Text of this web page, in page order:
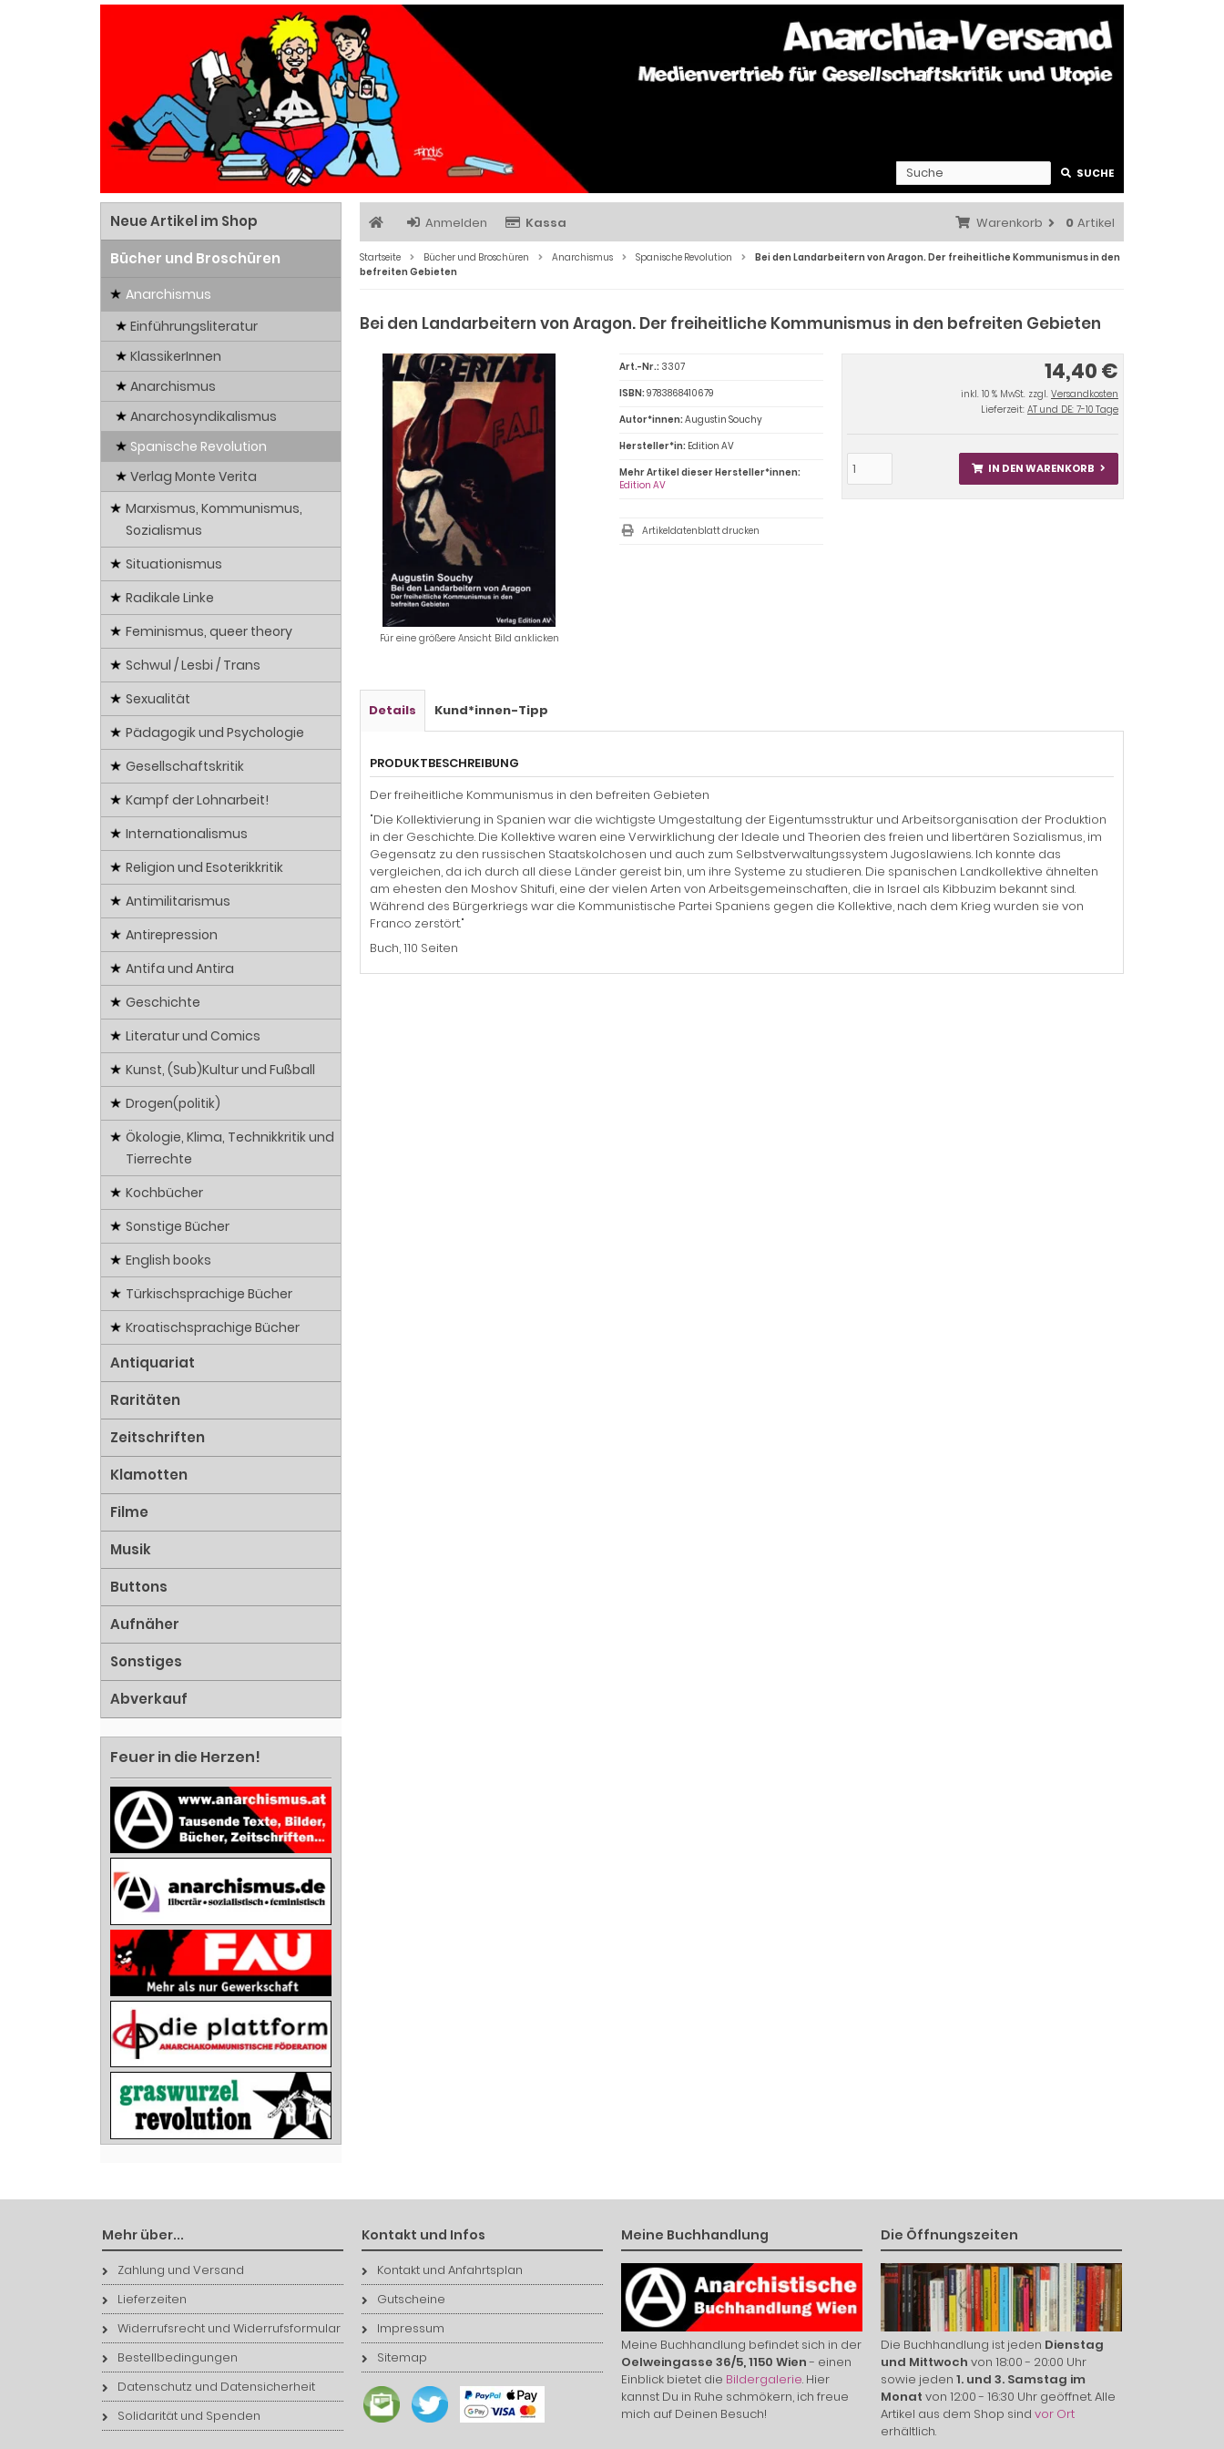
SUCHE
Anmelden Kassa Warenkorb 0 Artikel
Startseite Bücher und Broschüren Anarchismus Spanische Revolution
Bei den Landarbeitern von Aragon. Der freiheitliche Kommunismus in den
befreiten Gebieten
Bei den Landarbeitern von Aragon. Der freiheitliche Kommunismus in den befreiten Gebieten
Für eine größere Ansicht Bild anklicken
14,40 €
inkl. 10 % MwSt. zzgl. Versandkosten
Lieferzeit: AT und DE: 7-10 Tage
IN DEN WARENKORB
Art.-Nr.: 3307
ISBN:9783868410679
Autor*innen:Augustin Souchy
Hersteller*in: Edition AV
Mehr Artikel dieser Hersteller*innen:
Edition AV
Artikeldatenblatt drucken
Details Kund*innen-Tipp
PRODUKTBESCHREIBUNG
Der freiheitliche Kommunismus in den befreiten Gebieten
"Die Kollektivierung in Spanien war die wichtigste Umgestaltung der Eigentumsstruktur und Arbeitsorganisation der Produktion
in der Geschichte. Die Kollektive waren eine Verwirklichung der Ideale und Theorien des freien und libertären Sozialismus, im
Gegensatz zu den russischen Staatskolchosen und auch zum Selbstverwaltungssystem Jugoslawiens. Ich konnte das
vergleichen, da ich durch all diese Länder gereist bin, um ihre Systeme zu studieren. Die spanischen Landkollektive ähnelten
am ehesten den Moshov Shitufi, eine der vielen Arten von Arbeitsgemeinschaften, die in Israel als Kibbuzim bekannt sind.
Während des Bürgerkriegs war die Kommunistische Partei Spaniens gegen die Kollektive, nach dem Krieg wurden sie von
Franco zerstört."
Buch, 110 Seiten
Neue Artikel im Shop
Bücher und Broschüren
Anarchismus
Einführungsliteratur
KlassikerInnen
Anarchismus
Anarchosyndikalismus
Spanische Revolution
Verlag Monte Verita
Marxismus, Kommunismus,
Sozialismus
Situationismus
Radikale Linke
Feminismus, queer theory
Schwul / Lesbi / Trans
Sexualität
Pädagogik und Psychologie
Gesellschaftskritik
Kampf der Lohnarbeit!
Internationalismus
Religion und Esoterikkritik
Antimilitarismus
Antirepression
Antifa und Antira
Geschichte
Literatur und Comics
Kunst, (Sub)Kultur und Fußball
Drogen(politik)
Ökologie, Klima, Technikkritik und
Tierrechte
Kochbücher
Sonstige Bücher
English books
Türkischsprachige Bücher
Kroatischsprachige Bücher
Antiquariat
Raritäten
Zeitschriften
Klamotten
Filme
Musik
Buttons
Aufnäher
Sonstiges
Abverkauf
Feuer in die Herzen!
Mehr über...
Zahlung und Versand
Lieferzeiten
Widerrufsrecht und Widerrufsformular
Bestellbedingungen
Datenschutz und Datensicherheit
Solidarität und Spenden
Kontakt und Infos
Kontakt und Anfahrtsplan
Gutscheine
Impressum
Sitemap
Meine Buchhandlung
Meine Buchhandlung befindet sich in der
Oelweingasse 36/5, 1150 Wien- einen
Einblick bietet die Bildergalerie. Hier
kannst Du in Ruhe schmökern, ich freue
mich auf Deinen Besuch!
Die Öffnungszeiten
Die Buchhandlung ist jeden Dienstag
und Mittwoch von 18:00 - 20:00 Uhr
sowie jeden 1. und 3. Samstag im
Monat von 12:00 - 16:30 Uhr geöffnet. Alle
Artikel aus dem Shop sind vor Ort
erhältlich.